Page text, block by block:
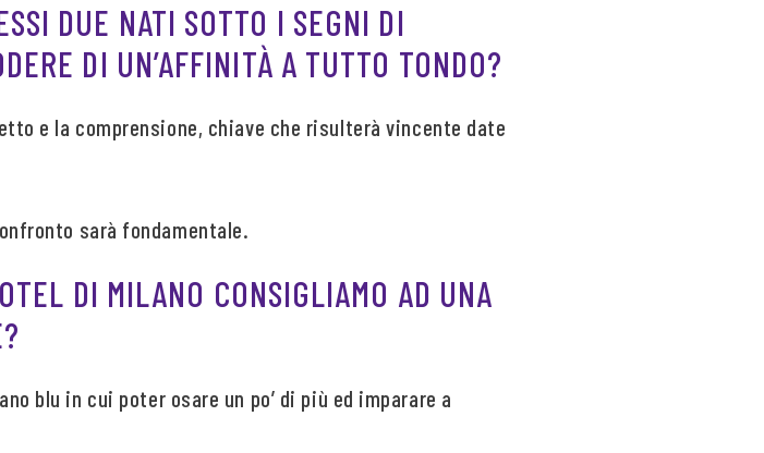
DUE NATI SOTTO I SEGNI DI
DI UN’AFFINITÀ A TUTTO TONDO?
e la comprensione, chiave che risulterà vincente date
sarà fondamentale.
DI MILANO CONSIGLIAMO AD UNA
blu in cui poter osare un po’ di più ed imparare a